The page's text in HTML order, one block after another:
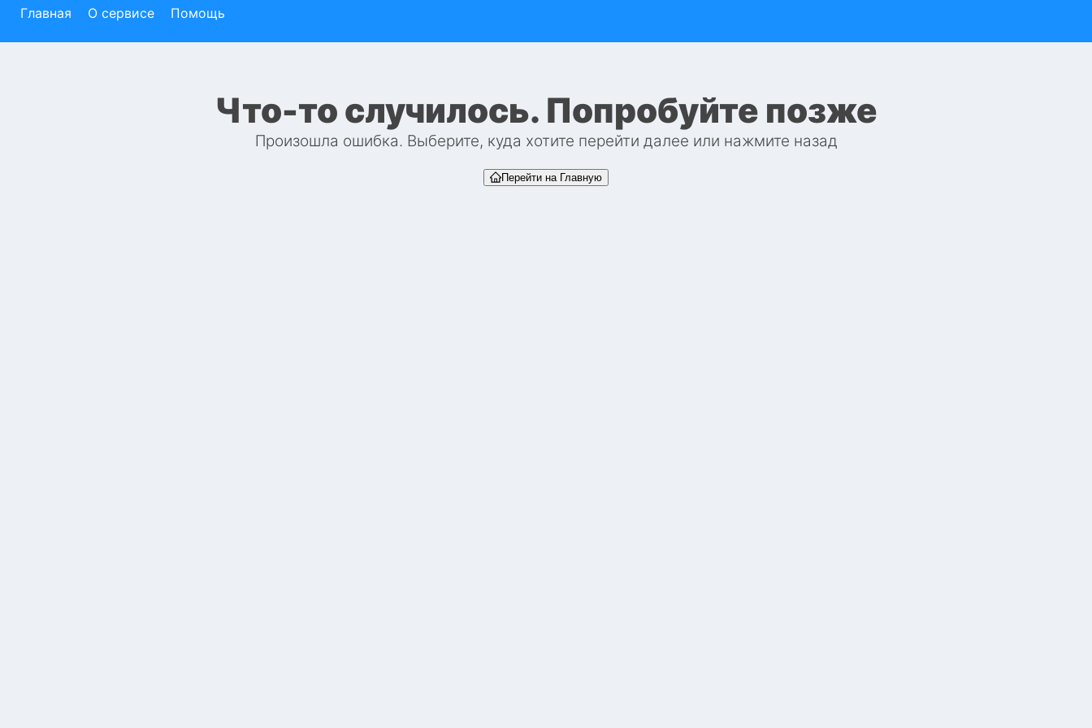
Главная О сервисе Помощь
Что-то случилось. Попробуйте позже
Произошла ошибка. Выберите, куда хотите перейти далее или нажмите назад
Перейти на Главную